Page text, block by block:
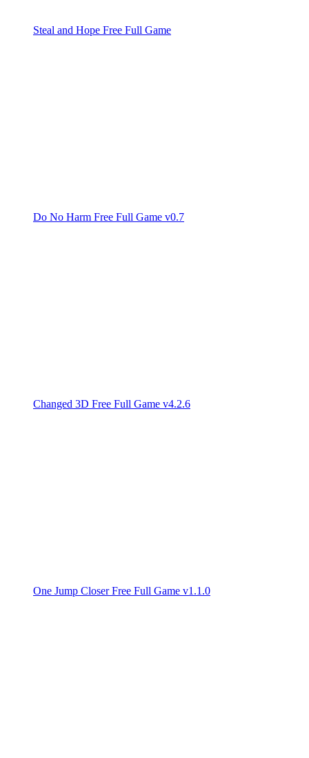
Steal and Hope Free Full Game
Do No Harm Free Full Game v0.7
Changed 3D Free Full Game v4.2.6
One Jump Closer Free Full Game v1.1.0